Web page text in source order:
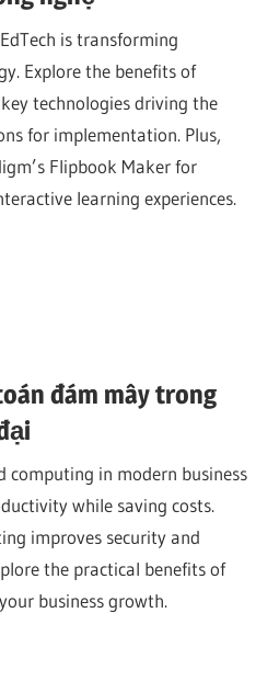
is transforming
Explore the benefits of
technologies driving the
for implementation. Plus,
Flipbook Maker for
learning experiences.
đám mây trong
computing in modern business
while saving costs.
improves security and
the practical benefits of
business growth.